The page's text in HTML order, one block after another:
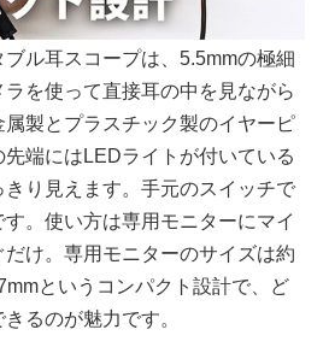
ル耳スコープは、5.5mmの極細
を使って直接耳の中を見ながら
製とプラスチック製のイヤーピ
端にはLEDライトが付いている
り見えます。手元のスイッチで
。使い方は専用モニターにマイ
け。専用モニターのサイズは約
というコンパクト設計で、ど
るのが魅力です。